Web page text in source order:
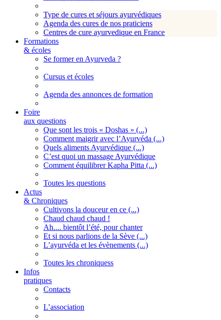
Type de cures et séjours ayurvédiques
Agenda des cures de nos praticiens
Centres de cure ayurvedique en France
Formations
& écoles
Se former en Ayurveda ?
Cursus et écoles
Agenda des annonces de formation
Foire
aux questions
Que sont les trois « Doshas » (...)
Comment maigrir avec l’Ayurvéda (...)
Quels aliments Ayurvédique (...)
C’est quoi un massage Ayurvédique
Comment équilibrer Kapha Pitta (...)
Toutes les questions
Actus
& Chroniques
Cultivons la douceur en ce (...)
Chaud chaud chaud !
Ah.... bientôt l’été, pour chanter
Et si nous parlions de la Sève (...)
L’ayurvéda et les évènements (...)
Toutes les chroniquess
Infos
pratiques
Contacts
L’association